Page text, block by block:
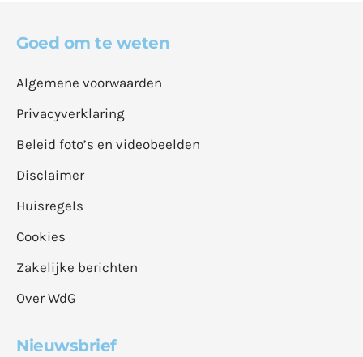
Goed om te weten
Algemene voorwaarden
Privacyverklaring
Beleid foto’s en videobeelden
Disclaimer
Huisregels
Cookies
Zakelijke berichten
Over WdG
Nieuwsbrief